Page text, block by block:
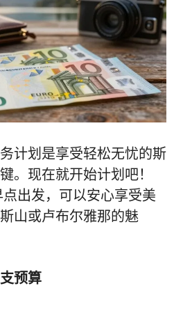
计划是享受轻松无忧的斯
。现在就开始计划吧！
点出发，可以安心享受美
山或卢布尔雅那的魅
预算